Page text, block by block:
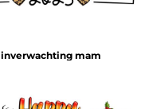
inverwachting mam